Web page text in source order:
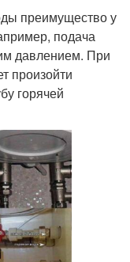
преимущество у
подача
давлением. При
произойти
горячей